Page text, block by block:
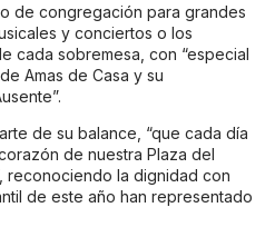
de congregación para grandes
y conciertos o los
cada sobremesa, con “especial
Amas de Casa y su
de su balance, “que cada día
de nuestra Plaza del
reconociendo la dignidad con
de este año han representado